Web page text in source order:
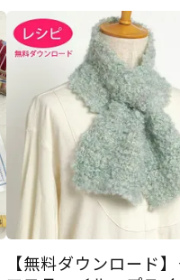
【無料ダウンロード